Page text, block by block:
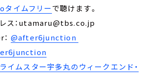
イムフリーで聴けます。
ス：utamaru@tbs.co.jp
@after6junction
ライムスター宇多丸のウィークエンド・